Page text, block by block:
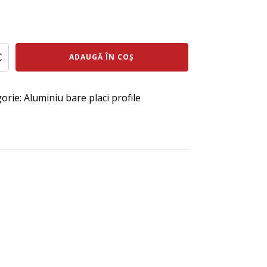
ADAUGĂ ÎN COȘ
Aluminiu bare placi profile